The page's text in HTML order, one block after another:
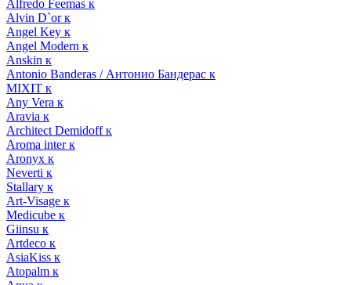
Alfredo Feemas к
Alvin D`or к
Angel Key к
Angel Modern к
Anskin к
Antonio Banderas / Антонио Бандерас к
MIXIT к
Any Vera к
Aravia к
Architect Demidoff к
Aroma inter к
Aronyx к
Neverti к
Stallary к
Art-Visage к
Medicube к
Giinsu к
Artdeco к
AsiaKiss к
Atopalm к